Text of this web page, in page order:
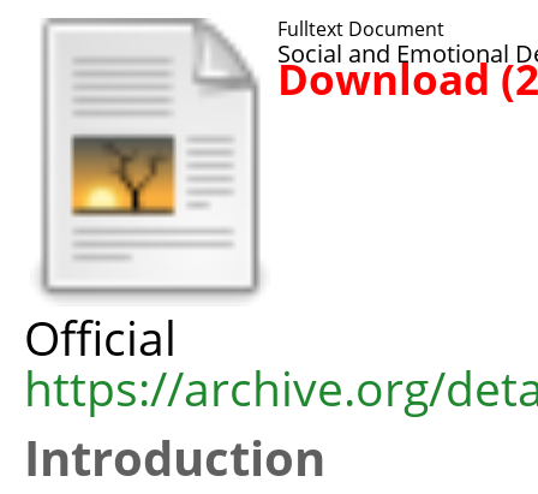
Fulltext Document
Social and Emotional
Download
https://archive.org/
Introduction